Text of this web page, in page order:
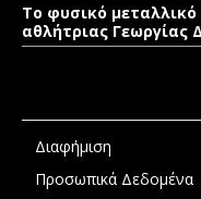
Το φυσικό
αθλήτριας Γεωργίας
Διαφήμιση
Προσωπικά Δεδομένα